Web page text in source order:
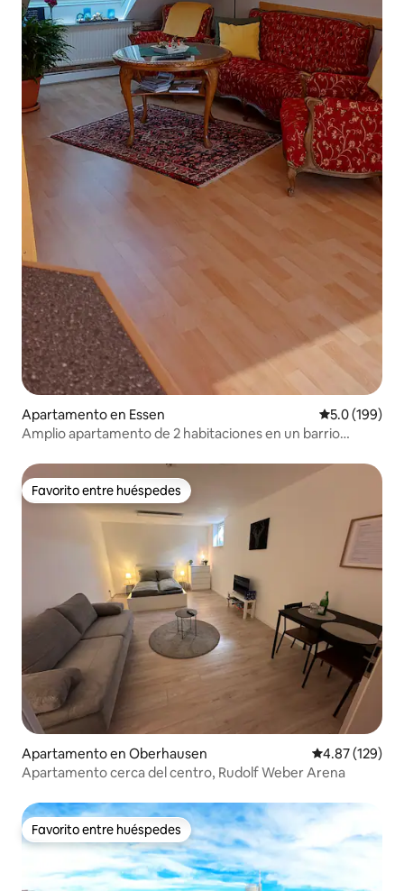
Apartamento en Essen Calificación
5.0 (199)
Amplio apartamento de 2 habitaciones en un barrio
Favorito entre huéspedes
Favorito entre huéspedes
Apartamento en Oberhausen Calificación
4.87 (129)
Apartamento cerca del centro, Rudolf Weber Arena
Favorito entre huéspedes
Favorito entre huéspedes